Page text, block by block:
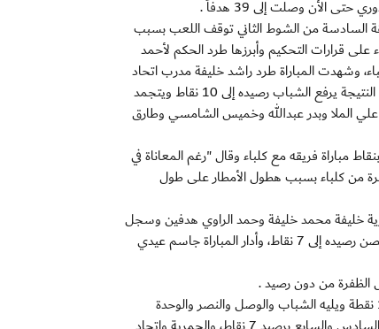
الأن وصلت إلى 39 هدفاً .
السادسة من الشوط الثاني توقف اللعب بسبب
قرارات التحكيم وأبرزها طرد الحكم لأحمد
وشهدت المباراة طرد راشد خليفة مدرب اتحاد
كلباء وأضاف فريق الشباب 4 أهداف في الشوط الثاني فيما نجح كلباء في تسجيل 4 أهداف، وبهذه النتيجة يرفع الشباب رصيده إلى 10 نقاط ويتجمد
علي الملا وبدر عبدالله وخميس الشامسي وطارق
مباراة فريقه مع كلباء وقال "رغم المعاناة في
من كلباء بسبب هطول الأمطار على طول
أهداف الحمرية خليفة محمد خليفة وحمد الراوي هدفين وسجل
لدبا الحصن عبدالله سيف ووائل محمد خميس ليضع الحمرية أول نقطة في رصيده، ويرفع دبا الحصن رصيده إلى 7 نقاط، وأدار المباراة جاسم عيدي
وبنهاية مباريات الأسبوع الرابع يصبح ترتيب الفرق على النحو التالي، الخليج في الصدارة برصيد 12 نقطة ويليه الشباب والوصل والنصر والوحدة